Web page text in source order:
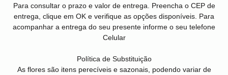
Para consultar o prazo e valor de entrega. Preencha o CEP de
entrega, clique em OK e verifique as opções disponíveis. Para
acompanhar a entrega do seu presente informe o seu telefone
Celular
Política de Substituição
As flores são itens perecíveis e sazonais, podendo variar de